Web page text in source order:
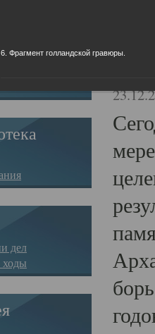
за веру в
Севере”
дел
ходы
6. Фрагмент голландской гравюры.